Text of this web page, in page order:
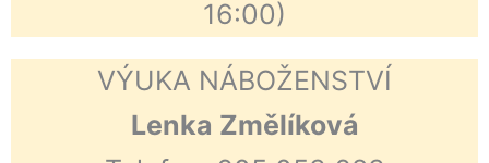
16:00)
VÝUKA NÁBOŽENSTVÍ
Lenka Změlíková